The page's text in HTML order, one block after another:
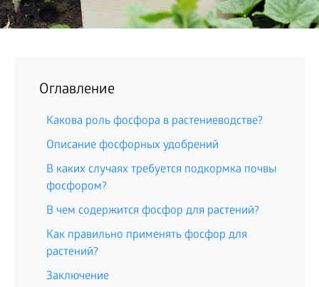
Оглавление
Какова роль фосфора в растениеводстве?
Описание фосфорных удобрений
В каких случаях требуется подкормка почвы
фосфором?
В чем содержится фосфор для растений?
Как правильно применять фосфор для
растений?
Заключение